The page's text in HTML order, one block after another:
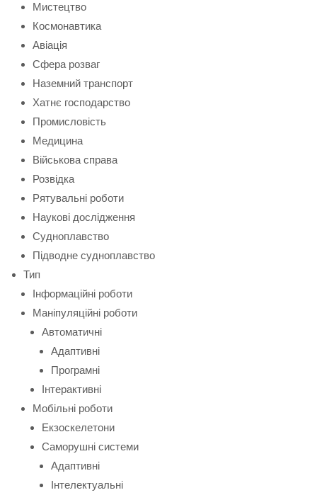
Мистецтво
Космонавтика
Авіація
Сфера розваг
Наземний транспорт
Хатнє господарство
Промисловість
Медицина
Військова справа
Розвідка
Рятувальні роботи
Наукові дослідження
Судноплавство
Підводне судноплавство
Тип
Інформаційні роботи
Маніпуляційні роботи
Автоматичні
Адаптивні
Програмні
Інтерактивні
Мобільні роботи
Екзоскелетони
Саморушні системи
Адаптивні
Інтелектуальні